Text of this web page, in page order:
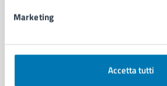
Marketing
Accetta tutti
Ambiente